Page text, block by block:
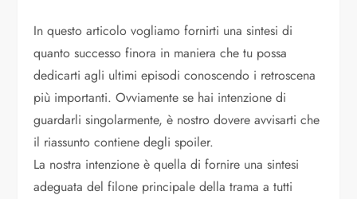
In questo articolo vogliamo fornirti una sintesi di
quanto successo finora in maniera che tu possa
dedicarti agli ultimi episodi conoscendo i retroscena
più importanti. Ovviamente se hai intenzione di
guardarli singolarmente, è nostro dovere avvisarti che
il riassunto contiene degli spoiler.
La nostra intenzione è quella di fornire una sintesi
adeguata del filone principale della trama a tutti